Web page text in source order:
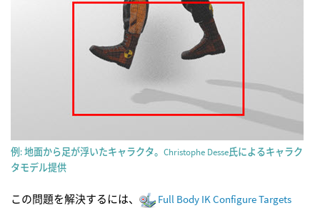
例: 地面から足が浮いたキャラクタ。Christophe Desse氏によるキャラク
タモデル提供
この問題を解決するには、
Full Body IK Configure Targets